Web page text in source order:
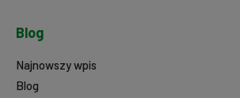
Blog
Najnowszy wpis
Blog